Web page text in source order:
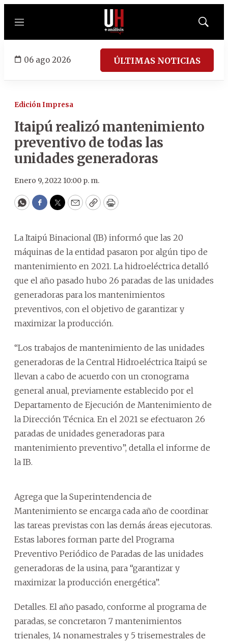
Menú
Mostrar
06 ago 2026 ÚLTIMAS NOTICIAS
Edición Impresa
Itaipú realizó mantenimiento
preventivo de todas las
unidades generadoras
Enero 9, 2022 10:00 p. m.
WhatsApp
Facebook
Twitter
EmailCopyPrint
La Itaipú Binacional (IB) informó que las 20
máquinas de la entidad pasaron por algún tipo de
mantenimiento en 2021. La hidroeléctrica detalló
que el año pasado hubo 26 paradas de las unidades
generadoras para los mantenimientos
preventivos, con el objetivo de garantizar y
maximizar la producción.
“Los trabajos de mantenimiento de las unidades
generadoras de la Central Hidroeléctrica Itaipú se
llevan a cabo de acuerdo con un cronograma
general anual, previamente establecido por el
Departamento de Ejecución de Mantenimiento de
la Dirección Técnica. En el 2021 se efectuaron 26
paradas de unidades generadoras para
mantenimiento preventivo”, detalla el informe de
la IB.
Agrega que la Superintendencia de
Mantenimiento se encarga cada año de coordinar
las tareas previstas con las demás áreas ejecutoras.
Estas labores forman parte del Programa
Preventivo Periódico de Paradas de las unidades
generadoras de la usina, para “garantizar y
maximizar la producción energética”.
Detalles. El año pasado, conforme al programa de
paradas, se concretaron 7 mantenimientos
trienales, 14 nonamestrales y 5 trisemestrales de